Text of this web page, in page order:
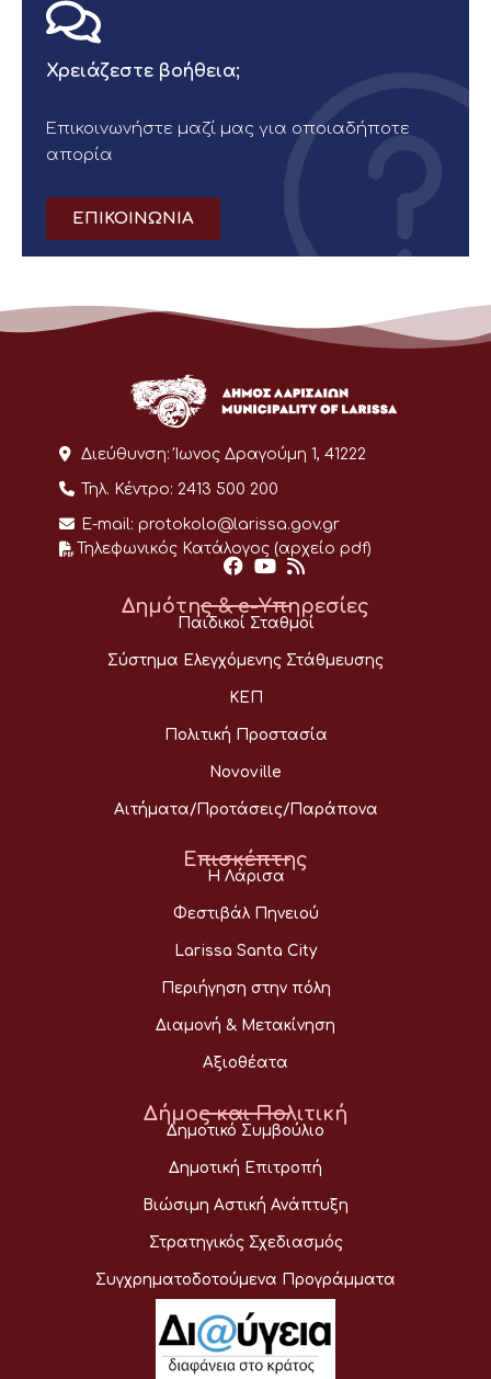
Χρειάζεστε βοήθεια;
Επικοινωνήστε μαζί μας για οποιαδήποτε
απορία
ΕΠΙΚΟΙΝΩΝΙΑ
Διεύθυνση: Ίωνος Δραγούμη 1, 41222
Τηλ. Κέντρο: 2413 500 200
E-mail: protokolo@larissa.gov.gr
Τηλεφωνικός Κατάλογος (αρχείο pdf)
Δημότης & e-Υπηρεσίες
Παιδικοί Σταθμοί
Σύστημα Ελεγχόμενης Στάθμευσης
ΚΕΠ
Πολιτική Προστασία
Novoville
Αιτήματα/Προτάσεις/Παράπονα
Επισκέπτης
Η Λάρισα
Φεστιβάλ Πηνειού
Larissa Santa City
Περιήγηση στην πόλη
Διαμονή & Μετακίνηση
Αξιοθέατα
Δήμος και Πολιτική
Δημοτικό Συμβούλιο
Δημοτική Επιτροπή
Βιώσιμη Αστική Ανάπτυξη
Στρατηγικός Σχεδιασμός
Συγχρηματοδοτούμενα Προγράμματα